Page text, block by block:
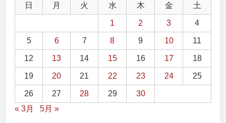
日 月 火 水 木 金 土
1 2 3 4
5 6 7 8 9 10 11
12 13 14 15 16 17 18
19 20 21 22 23 24 25
26 27 28 29
30
« 3月
5月 »